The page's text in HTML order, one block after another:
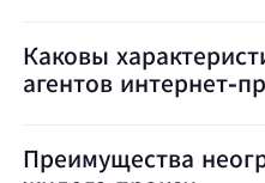
BestProxy не
Каковы
агентов интернет-
Преимущества